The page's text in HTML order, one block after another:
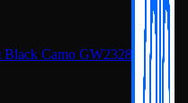
Camo GW2328